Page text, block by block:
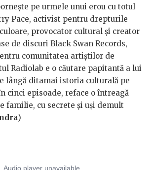
pe urmele unui erou cu totul
Pace, activist pentru drepturile
provocator cultural și creator
de discuri Black Swan Records,
comunitatea artiștilor de
Radiolab e o căutare papitantă a lui
lângă ditamai istoria culturală pe
cinci episoade, reface o întreagă
familie, cu secrete și uși demult
)